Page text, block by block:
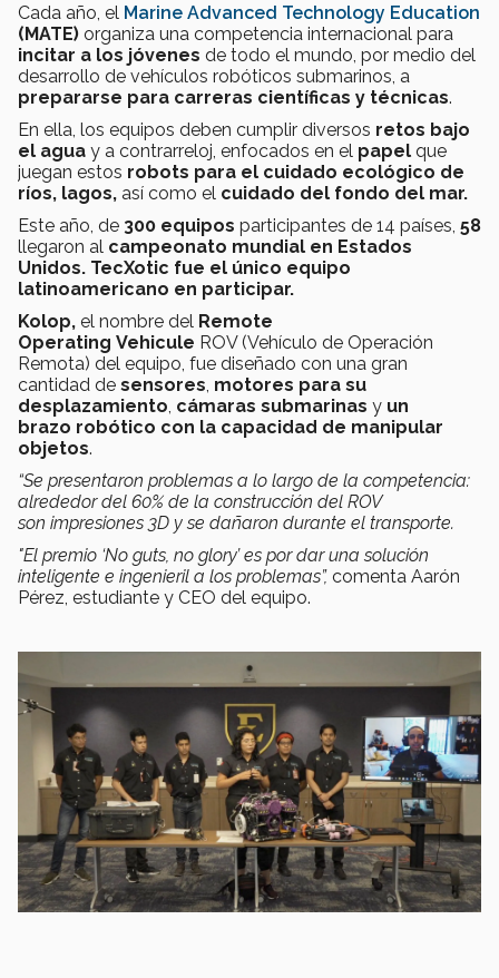
Cada año, el Marine Advanced Technology Education
(MATE) organiza una competencia internacional para
incitar a los jóvenes de todo el mundo, por medio del
desarrollo de vehículos robóticos submarinos, a
prepararse para carreras científicas y técnicas.
En ella, los equipos deben cumplir diversos retos bajo
el agua y a contrarreloj, enfocados en el papel que
juegan estos robots para el cuidado ecológico de
ríos, lagos, así como el cuidado del fondo del mar.
Este año, de 300 equipos participantes de 14 países, 58
llegaron al campeonato mundial en Estados
Unidos. TecXotic fue el único equipo
latinoamericano en participar.
Kolop, el nombre del Remote
Operating Vehicule ROV (Vehículo de Operación
Remota) del equipo, fue diseñado con una gran
cantidad de sensores motores para su
desplazamiento cámaras submarinas y un
brazo robótico con la capacidad de manipular
objetos.
“Se presentaron problemas a lo largo de la competencia:
alrededor del 60% de la construcción del ROV
son impresiones 3D y se dañaron durante el transporte.
"El premio ‘No guts, no glory’ es por dar una solución
inteligente e ingenieril a los problemas”, comenta Aarón
Pérez, estudiante y CEO del equipo.